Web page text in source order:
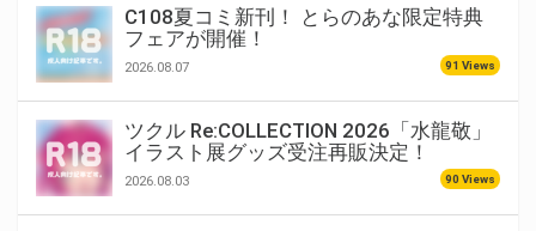
C108夏コミ新刊！ とらのあな限定特典
フェアが開催！
2026.08.07 91 Views
ツクル Re:COLLECTION 2026「水龍敬」
イラスト展グッズ受注再販決定！
2026.08.03 90 Views